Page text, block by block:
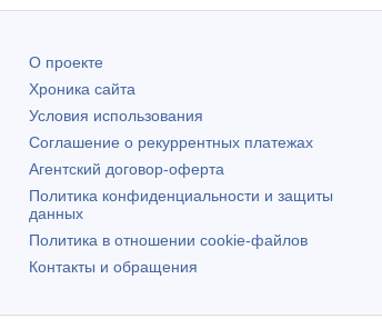
О проекте
Хроника сайта
Условия использования
Соглашение о рекуррентных платежах
Агентский договор-оферта
Политика конфиденциальности и защиты
данных
Политика в отношении cookie-файлов
Контакты и обращения